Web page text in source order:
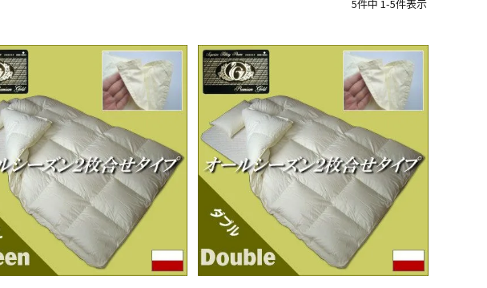
5件中 1-5件表示